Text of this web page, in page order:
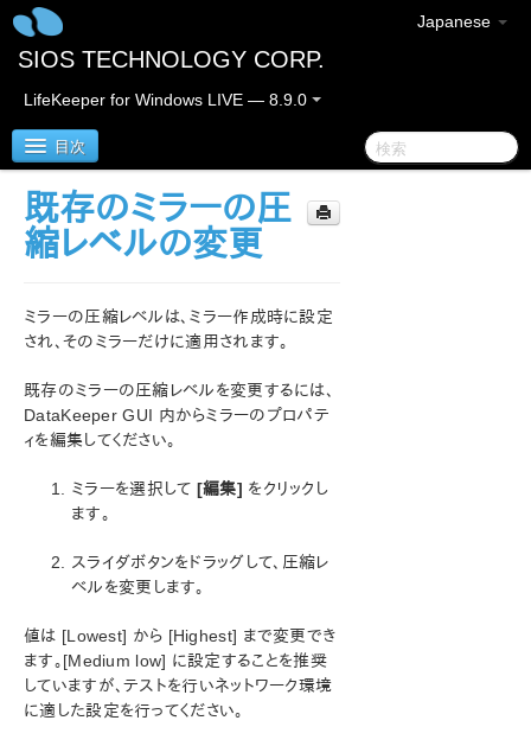
Japanese
SIOS TECHNOLOGY CORP.
LifeKeeper for Windows LIVE — 8.9.0
目次
LifeKeeper for Windows
LifeKeeper for Windows クイックスタートガイド
クラウド環境における LifeKeeper for Windows の利用
について
LifeKeeper for Windows テクニカルドキュメンテーショ
LifeKeeper for Windowsについて
構成
LifeKeeper for Windowsの管理の概要
ユーザガイド
DataKeeper
はじめに
既存のミラーの圧
縮レベルの変更
ミラーの圧縮レベルは、ミラー作成時に設定
され、そのミラーだけに適用されます。
既存のミラーの圧縮レベルを変更するには、
DataKeeper GUI 内からミラーのプロパテ
ィを編集してください。
ミラーを選択して [編集] をクリックし
ます。
スライダボタンをドラッグして、圧縮レ
ベルを変更します。
値は [Lowest] から [Highest] まで変更でき
ます。[Medium low] に設定することを推奨
していますが、テストを行いネットワーク環境
に適した設定を行ってください。